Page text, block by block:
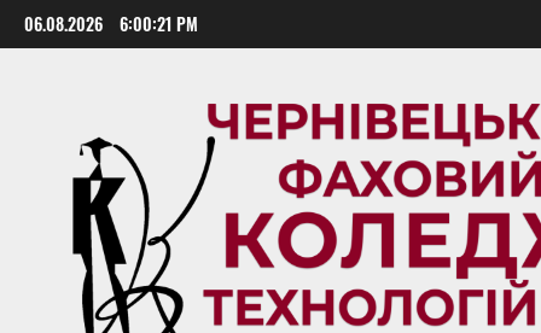
Skip
to
06.08.2026 6:00:22 PM